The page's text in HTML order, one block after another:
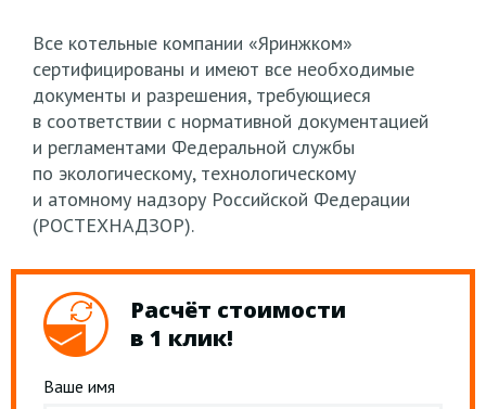
Все котельные компании «Яринжком»
сертифицированы и имеют все необходимые
документы и разрешения, требующиеся
в соответствии с нормативной документацией
и регламентами Федеральной службы
по экологическому, технологическому
и атомному надзору Российской Федерации
(РОСТЕХНАДЗОР).
Расчёт стоимости
в 1 клик!
Ваше имя